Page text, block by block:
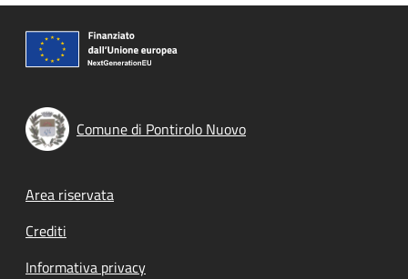
Comune di Pontirolo Nuovo
Footer menu
Area riservata
Crediti
Informativa privacy